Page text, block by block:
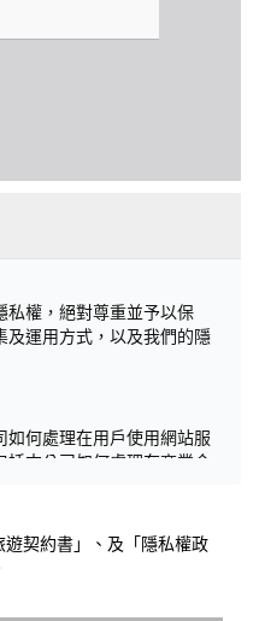
私權，絕對尊重並予以保
及運用方式，以及我們的隱
如何處理在用戶使用網站服
本公司如何處理在商業合
群，與非本站所僱用或管理
的廣告廠商連結，這些置
資料。對於您主動提供的個
契約書」、及「隱私權政